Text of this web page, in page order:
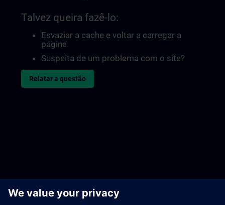
Talvez queira fazê-lo:
Esvaziar a cache e voltar a carregar a
página.
Suspeita de um problema com o site?
Relatar a questão